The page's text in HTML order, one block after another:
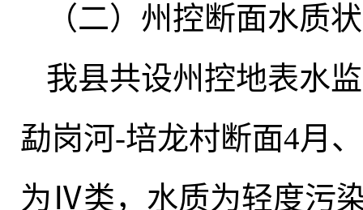
（二）州控断面水质
我县共设州控地表水
勐岗河-培龙村断面4月
为Ⅳ类， 水质为轻度污